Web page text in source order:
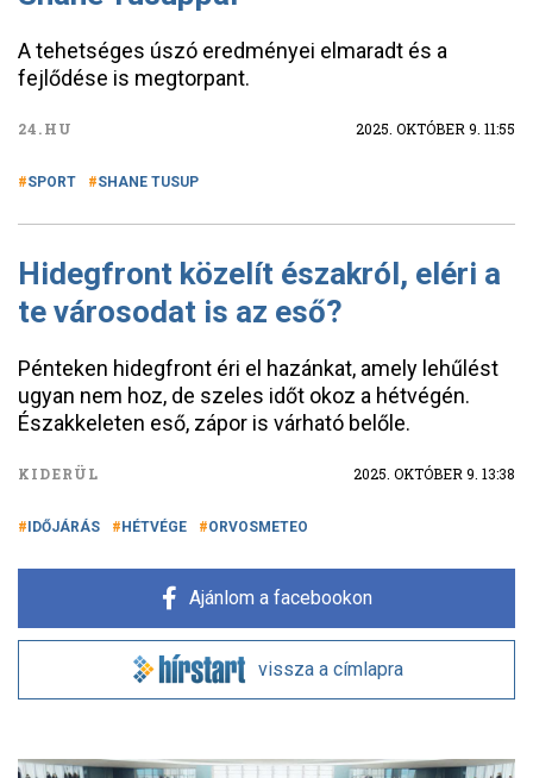
A tehetséges úszó eredményei elmaradt és a
fejlődése is megtorpant.
24.HU 2025. OKTÓBER 9. 11:55
SPORT SHANE TUSUP
Hidegfront közelít északról, eléri a
te városodat is az eső?
Pénteken hidegfront éri el hazánkat, amely lehűlést
ugyan nem hoz, de szeles időt okoz a hétvégén.
Északkeleten eső, zápor is várható belőle.
KIDERÜL 2025. OKTÓBER 9. 13:38
IDŐJÁRÁS HÉTVÉGE ORVOSMETEO
Ajánlom a facebookon
vissza a címlapra